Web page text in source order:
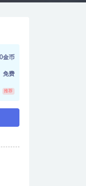
金币
免费
推荐